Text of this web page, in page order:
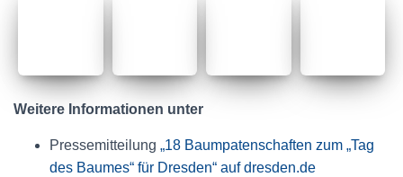
Weitere Informationen unter
Pressemitteilung „18 Baumpatenschaften zum „Tag
des Baumes“ für Dresden“ auf dresden.de